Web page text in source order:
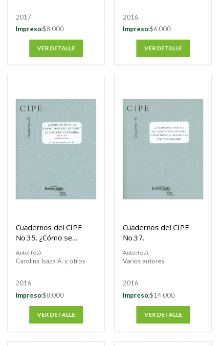
2017
Impreso:$8.000
VER DETALLE
para opciones
dependientes de
trayectoria
2016
Impreso:$6.000
VER DETALLE
Cuadernos del CIPE
No.35. ¿Cómo se
mide la capacidad
del estado?
Autor(es):
Carolina Isaza A. y otros
2016
Impreso:$8.000
VER DETALLE
Cuadernos del CIPE
No.37.
Autor(es):
Varios autores
2016
Impreso:$14.000
VER DETALLE